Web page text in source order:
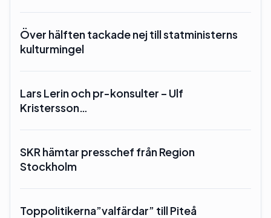
Över hälften tackade nej till statministerns
kulturmingel
Lars Lerin och pr-konsulter – Ulf
Kristersson…
SKR hämtar presschef från Region
Stockholm
Toppolitikerna”valfärdar” till Piteå